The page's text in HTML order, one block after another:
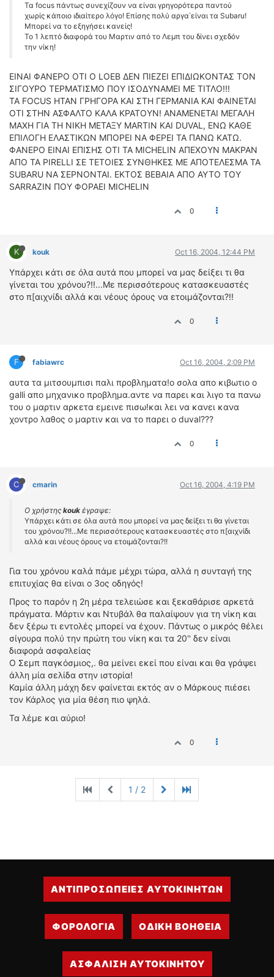
Τα focus πάντως συνεχίζουν να είναι γρηγορότερα παντού
χωρίς κάποιο ιδιαίτερο λόγο! Επίσης πολύ αργα΄είναι τα Subaru!
Mπορεί να το εξηγήσει κανείς!
To 1 λεπτό διαφορά του Μαρτιν από το Λεμπ του δίνει σχεδόν
την νίκη!
EINAI ΦΑΝΕΡΟ ΟΤΙ Ο LOEB ΔΕΝ ΠΙΕΖΕΙ ΕΠΙΔΙΩΚΟΝΤΑΣ ΤΟΝ
ΣΙΓΟΥΡΟ ΤΕΡΜΑΤΙΣΜΟ ΠΟΥ ΙΣΟΔΥΝΑΜΕΙ ΜΕ ΤΙΤΛΟ!!!
ΤΑ FOCUS ΗΤΑΝ ΓΡΗΓΟΡΑ ΚΑΙ ΣΤΗ ΓΕΡΜΑΝΙΑ ΚΑΙ ΦΑΙΝΕΤΑΙ
ΟΤΙ ΣΤΗΝ ΑΣΦΑΛΤΟ ΚΑΛΑ ΚΡΑΤΟΥΝ! ΑΝΑΜΕΝΕΤΑΙ ΜΕΓΑΛΗ
ΜΑΧΗ ΓΙΑ ΤΗ ΝΙΚΗ ΜΕΤΑΞΥ MARTIN KAI DUVAL, ΕΝΩ ΚΑΘΕ
ΕΠΙΛΟΓΗ ΕΛΑΣΤΙΚΩΝ ΜΠΟΡΕΙ ΝΑ ΦΕΡΕΙ ΤΑ ΠΑΝΩ ΚΑΤΩ.
ΦΑΝΕΡΟ ΕΙΝΑΙ ΕΠΙΣΗΣ ΟΤΙ TA MICHELIN ΑΠΕΧΟΥΝ ΜΑΚΡΑΝ
ΑΠΟ ΤΑ PIRELLI ΣΕ ΤΕΤΟΙΕΣ ΣΥΝΘΗΚΕΣ ΜΕ ΑΠΟΤΕΛΕΣΜΑ ΤΑ
SUBARU ΝΑ ΣΕΡΝΟΝΤΑΙ. ΕΚΤΟΣ ΒΕΒΑΙΑ ΑΠΟ ΑΥΤΟ ΤΟΥ
SARRAZIN ΠΟΥ ΦΟΡΑΕΙ MICHELIN
0
K kouk Oct 16, 2004, 12:44 PM
Υπάρχει κάτι σε όλα αυτά που μπορεί να μας δείξει τι θα
γίνεται του χρόνου?!!...Με περισσότερους κατασκευαστές
στο π[αιχνίδι αλλά και νέους όρους να ετοιμάζονται?!!
0
F fabiawrc Oct 16, 2004, 2:09 PM
αυτα τα μιτσουμπισι παλι προβληματα!ο σολα απο κιβωτιο ο
galli απο μηχανικο προβλημα.αντε να παρει και λιγο τα πανω
του ο μαρτιν αρκετα εμεινε πισω!και λει να κανει κανα
χοντρο λαθος ο μαρτιν και να το παρει ο duval???
0
C cmarin Oct 16, 2004, 4:19 PM
Ο χρήστης kouk έγραψε:
Υπάρχει κάτι σε όλα αυτά που μπορεί να μας δείξει τι θα γίνεται
του χρόνου?!!...Με περισσότερους κατασκευαστές στο π[αιχνίδι
αλλά και νέους όρους να ετοιμάζονται?!!
Για του χρόνου καλά πάμε μέχρι τώρα, αλλά η συνταγή της
επιτυχίας θα είναι ο 3ος οδηγός!
Προς το παρόν η 2η μέρα τελειώσε και ξεκαθάρισε αρκετά
πράγματα. Μάρτιν και Ντυβάλ θα παλαίψουν για τη νίκη και
δεν ξέρω τι εντολές μπορεί να έχουν. Πάντως ο μικρός θέλει
σίγουρα πολύ την πρώτη του νίκη και τα 20'' δεν είναι
διαφορά ασφαλείας
Ο Σεμπ παγκόσμιος,. θα μείνει εκεί που είναι και θα γράψει
άλλη μία σελίδα στην ιστορία!
Καμία άλλη μάχη δεν φαίνεται εκτός αν ο Μάρκους πιέσει
τον Κάρλος για μία θέση πιο ψηλά.
Τα λέμε και αύριο!
0
1 / 2
ΑΝΤΙΠΡΟΣΩΠΕΙΕΣ ΑΥΤΟΚΙΝΗΤΩΝ
ΦΟΡΟΛΟΓΙΑ ΟΔΙΚΗ ΒΟΗΘΕΙΑ
ΑΣΦΑΛΙΣΗ ΑΥΤΟΚΙΝΗΤΟΥ